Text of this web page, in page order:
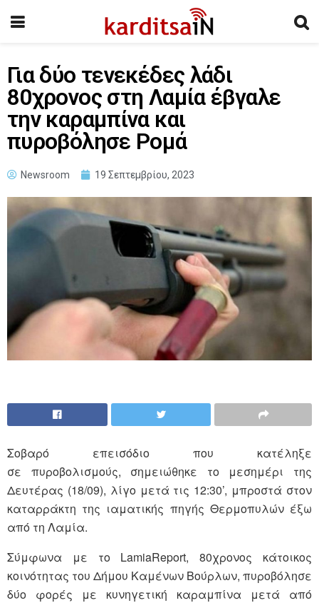
Για δύο τενεκέδες λάδι
80χρονος στη Λαμία έβγαλε
την καραμπίνα και
πυροβόλησε Ρομά
Newsroom 19 Σεπτεμβρίου, 2023
Σοβαρό επεισόδιο που κατέληξε
σε πυροβολισμούς, σημειώθηκε το μεσημέρι της
Δευτέρας (18/09), λίγο μετά τις 12:30’, μπροστά στον
καταρράκτη της ιαματικής πηγής Θερμοπυλών έξω
από τη Λαμία.
Σύμφωνα με το LamiaReport, 80χρονος κάτοικος
κοινότητας του Δήμου Καμένων Βούρλων, πυροβόλησε
δύο φορές με κυνηγετική καραμπίνα μετά από